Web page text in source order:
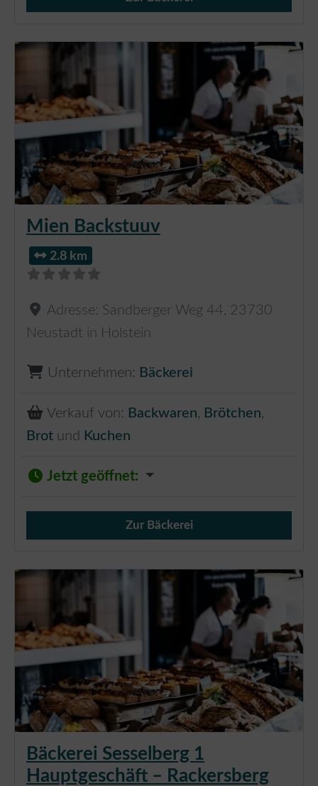
Verkauf von Brötchen,
Mien Backstuuv
2.8 km
Adresse: Sandberger Weg 44, 23730
Neustadt in Holstein
Unternehmen: Bäckerei
Verkauf von: Backwaren, Brötchen,
Brot und Kuchen
Jetzt geöffnet:
Verkauf von Brötchen,
Zur Bäckerei
Bäckerei Sesselberg 1
Hauptgeschäft – Rackersberg